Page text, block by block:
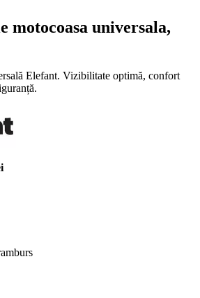
motocoasa universala,
Elefant. Vizibilitate optimă, confort